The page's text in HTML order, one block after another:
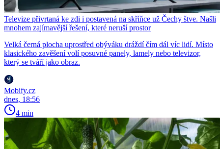
Televize přivrtaná ke zdi i postavená na skříňce už Čechy štve. Našli
mnohem zajímavější řešení, které neruší prostor
Velká černá plocha uprostřed obýváku dráždí čím dál víc lidí. Místo
klasického zavěšení volí posuvné panely, lamely nebo televizor,
který se tváří jako obraz.
Mobify.cz
dnes, 18:56
4 min